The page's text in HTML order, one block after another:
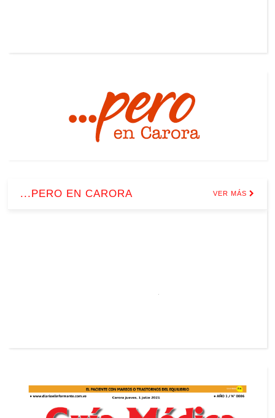
...PERO EN CARORA VER MÁS